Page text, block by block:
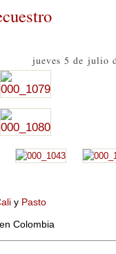
jueves 5 de julio
y Pasto
en Colombia